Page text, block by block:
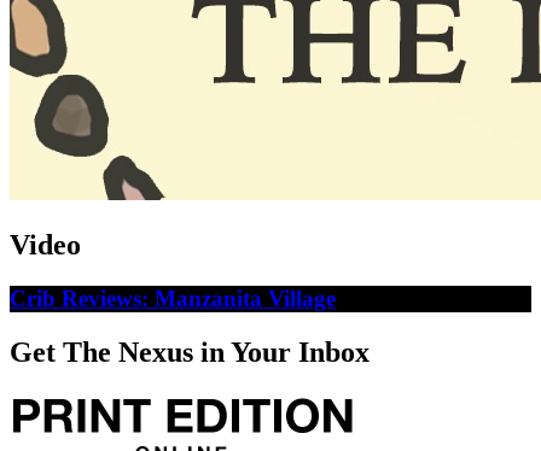
Video
Crib Reviews: Manzanita Village
Get The Nexus in Your Inbox